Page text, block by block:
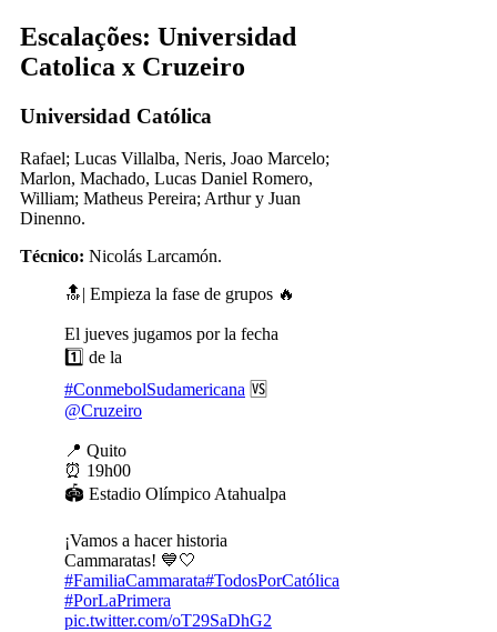
Escalações: Universidad
Catolica x Cruzeiro
Universidad Católica
Rafael; Lucas Villalba, Neris, Joao Marcelo;
Marlon, Machado, Lucas Daniel Romero,
William; Matheus Pereira; Arthur y Juan
Dinenno.
Técnico: Nicolás Larcamón.
🔝| Empieza la fase de grupos 🔥
El jueves jugamos por la fecha
1️⃣ de la
#ConmebolSudamericana 🆚
@Cruzeiro
📍 Quito
⏰ 19h00
🏟 Estadio Olímpico Atahualpa
¡Vamos a hacer historia
Cammaratas! 💙🤍
#FamiliaCammarata#TodosPorCatólica
#PorLaPrimera
pic.twitter.com/oT29SaDhG2